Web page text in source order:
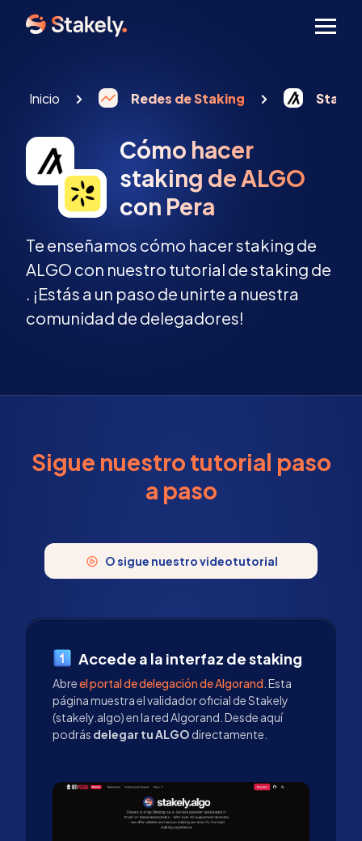
Inicio Redes de Staking
Cómo hacer
staking de ALGO
con Pera
Te enseñamos cómo hacer staking de
ALGO con nuestro tutorial de staking de
. ¡Estás a un paso de unirte a nuestra
comunidad de delegadores!
Sigue nuestro tutorial paso
a paso
O sigue nuestro videotutorial
Accede a la interfaz de staking
Abreel portal de delegación de Algorand . Esta
página muestra el validador oficial de Stakely
(stakely.algo) en la red Algorand. Desde aquí
podrás delegar tu ALGO directamente.